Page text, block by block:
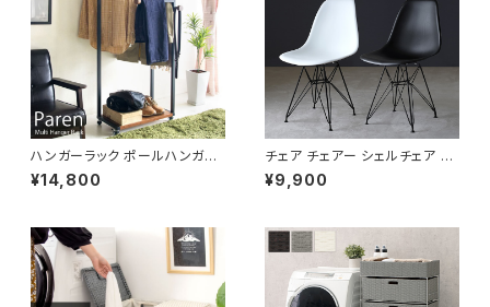
ハンガーラック ポールハンガー
ハンガーラック コートハンガー
洋服掛け コート掛け 幅60
¥14,800
チェア チェアー シェルチェア リ
ビング ダイニング イームズデザ
イン リプロダクト品
¥9,900